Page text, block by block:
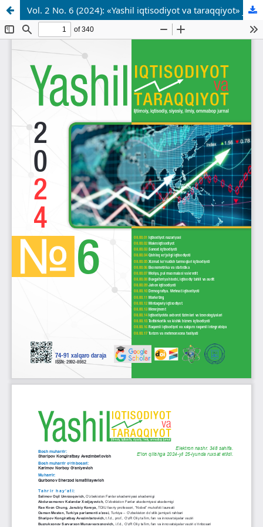
Vol. 2 No. 6 (2024): «Yashil iqtisodiyot va taraqqiyot» jurnali